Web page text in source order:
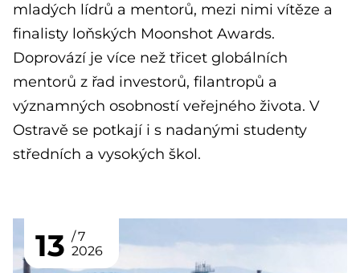
mladých lídrů a mentorů, mezi nimi vítěze a
finalisty loňských Moonshot Awards.
Doprovází je více než třicet globálních
mentorů z řad investorů, filantropů a
významných osobností veřejného života. V
Ostravě se potkají i s nadanými studenty
středních a vysokých škol.
13
7
2026